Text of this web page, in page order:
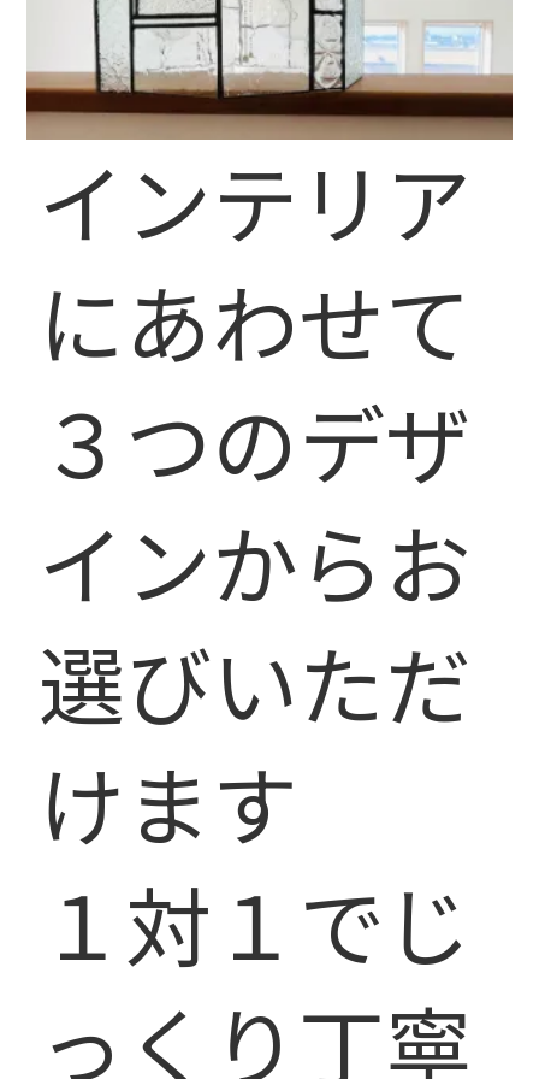
インテリア
にあわせて
３つのデザ
インからお
選びいただ
けます
１対１でじ
っくり丁寧